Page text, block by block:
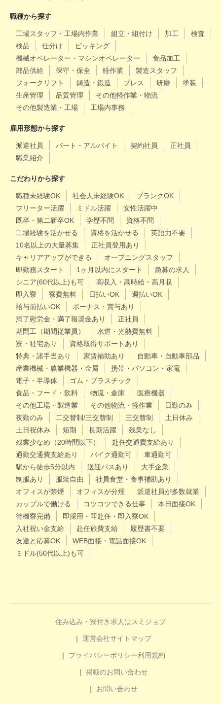
職種から探す
工場スタッフ・工場内作業 組立・組付け 加工
検査
検品
仕分け
ピッキング
機械オペレーター・マシンオペレーター
食品加工
部品供給
保守・保全 軽作業
製造スタッフ
フォークリフト
鋳造・鍛造 プレス 研磨
塗装
生産管理
品質管理
その他軽作業・物流
その他製造業・工場
工場内事務
雇用形態から探す
派遣社員 パート・アルバイト 契約社員
正社員
職業紹介
こだわりから探す
職種未経験OK 社会人未経験OK
ブランクOK
フリーター活躍
ミドル活躍
女性活躍中
既卒・第二新卒OK
学歴不問
資格不問
工場経験を活かせる
資格を活かせる
英語力不要
10名以上の大量募集
正社員登用あり
キャリアアップができる
オープニングスタッフ
即勤務スタート
1ヶ月以内にスタート
急募の求人
シニア(60代以上)も可
高収入・高時給・高月収
即入寮
寮費無料 日払いOK
週払いOK
給与前払いOK
ボーナス・賞与あり
満了慰労金・満了報奨金あり
正社員
期間工（期間従業員）
水道・光熱費無料
寮・社宅あり
資格取得サポートあり
特典・諸手当あり
家賃補助あり
自動車・自動車部品
産業機械・農業機器・金属
携帯・パソコン・家電
電子・半導体
ゴム・プラスチック
食品・フード・飲料
物流・倉庫
医療機器
その他工場・製造業
その他物流・軽作業
日勤のみ
夜勤のみ
二交替制/三交替制 三交替制
土日休み
土日祝休み
短期 長期活躍
残業なし
残業少なめ（20時間以下）
赴任交通費支給あり
通勤交通費支給あり
バイク通勤可
車通勤可
駅から徒歩5分以内
送迎バスあり
大手企業
制服あり
服装自由
社員食堂・食事補助あり
オフィスが禁煙
オフィスが分煙
派遣社員が多数就業
カップルで働ける
コツコツできる仕事
本日面接OK
待機寮完備
即採用・即赴任・即入寮OK
入社祝い金支給
赴任旅費支給
履歴書不要
友達と応募OK
WEB面接・電話面接OK
ミドル(50代以上)も可
住み込み・寮付き求人はスミジョブ
運営会社サイトマップ
プライバシーポリシー利用規約
掲載のお問い合わせ
お問い合わせ